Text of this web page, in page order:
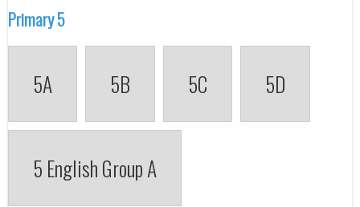
Primary 5
5A 5B 5C 5D
5 English Group A